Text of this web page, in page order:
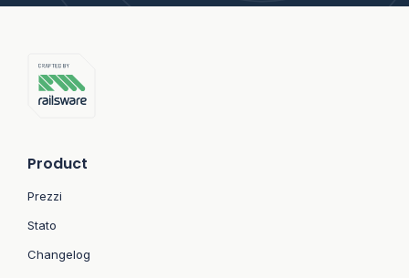
Product
Prezzi
Stato
Changelog